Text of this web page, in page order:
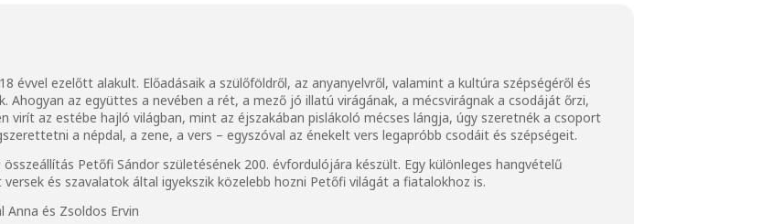
évvel ezelőtt alakult. Előadásaik a szülőföldről, az anyanyelvről, valamint a kultúra szépségéről és
Ahogyan az együttes a nevében a rét, a mező jó illatú virágának, a mécsvirágnak a csodáját őrzi,
virít az estébe hajló világban, mint az éjszakában pislákoló mécses lángja, úgy szeretnék a csoport
a népdal, a zene, a vers – egyszóval az énekelt vers legapróbb csodáit és szépségeit.
Petőfi Sándor születésének 200. évfordulójára készült. Egy különleges hangvételű
és szavalatok által igyekszik közelebb hozni Petőfi világát a fiatalokhoz is.
Anna és Zsoldos Ervin